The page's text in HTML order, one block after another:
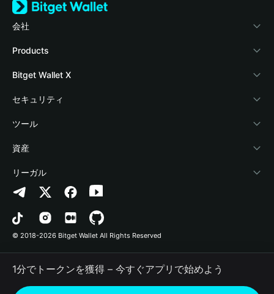
会社
Bitget Walletについて
ブログ
アカデミー
暗号資産ニュース
Help Center
お問い合わせ
ブランドリソース
キャリア
Products
Crypto Card
Stablecoin Earn
Payfi Crypto
Crypto Swap API
Altcoin Season Index
Prediction Markets
DApp
RWA
Bitget Wallet X
デベロッパー
ウォレットを接続
Bitget Wallet Pay
プロジェクトを掲載
セキュリティ
保護基金
セキュリティ技術
ツール
暗号資産を購入
認証検出
コントラクト検出
一括送金
資産
Arbitrum
Avalanche
Bitcoin
Polygon
リーガル
プライバシーポリシー
利用規約
© 2018-2026 Bitget Wallet All Rights Reserved
1分でトークンを獲得 – 今すぐアプリで始めよう